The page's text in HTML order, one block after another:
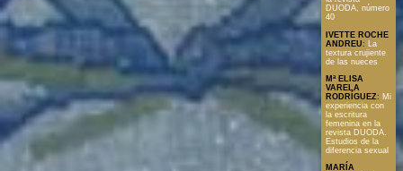
DUODA, número
40
IVETTE ROCHE
ANDREU:
La
textura crujiente
de las nueces
Mª ELISA
VARELA
RODRÍGUEZ: Mi
experiencia con
la escritura
femenina en la
revista DUODA.
Estudios de la
diferencia sexual
MARÍA